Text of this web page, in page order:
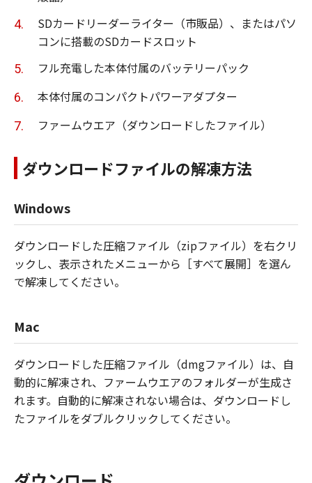
SDカードリーダーライター（市販品）、またはパソ
コンに搭載のSDカードスロット
フル充電した本体付属のバッテリーパック
本体付属のコンパクトパワーアダプター
ファームウエア（ダウンロードしたファイル）
ダウンロードファイルの解凍方法
Windows
ダウンロードした圧縮ファイル（zipファイル）を右クリ
ックし、表示されたメニューから［すべて展開］を選ん
で解凍してください。
Mac
ダウンロードした圧縮ファイル（dmgファイル）は、自
動的に解凍され、ファームウエアのフォルダーが生成さ
れます。自動的に解凍されない場合は、ダウンロードし
たファイルをダブルクリックしてください。